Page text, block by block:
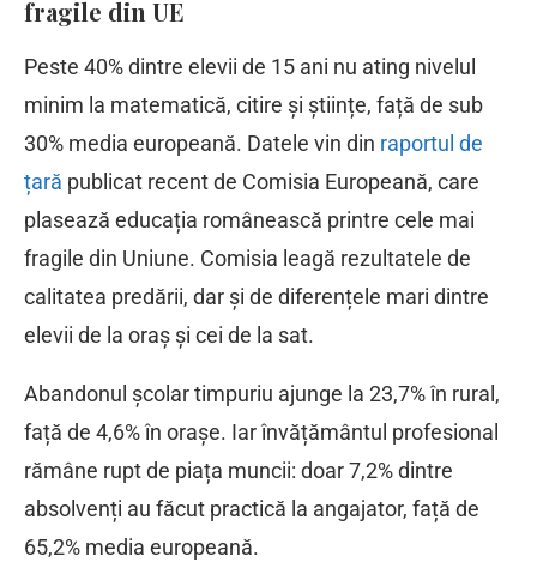
fragile din UE
Peste 40% dintre elevii de 15 ani nu ating nivelul
minim la matematică, citire și științe, față de sub
30% media europeană. Datele vin din raportul de
țară publicat recent de Comisia Europeană, care
plasează educația românească printre cele mai
fragile din Uniune. Comisia leagă rezultatele de
calitatea predării, dar și de diferențele mari dintre
elevii de la oraș și cei de la sat.
Abandonul școlar timpuriu ajunge la 23,7% în rural,
față de 4,6% în orașe. Iar învățământul profesional
rămâne rupt de piața muncii: doar 7,2% dintre
absolvenți au făcut practică la angajator, față de
65,2% media europeană.